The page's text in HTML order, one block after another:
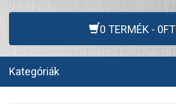
0 TERMÉK - 0FT
Kategóriák